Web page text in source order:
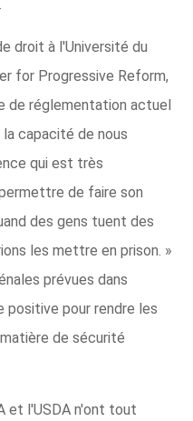
droit à l'Université du
for Progressive Reform,
de réglementation actuel
capacité de nous
qui est très
de faire son
des gens tuent des
les mettre en prison. »
prévues dans
positive pour rendre les
de sécurité
et l'USDA n'ont tout